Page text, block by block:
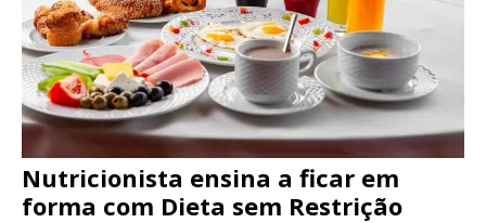
Nutricionista ensina a ficar em
forma com Dieta sem Restrição